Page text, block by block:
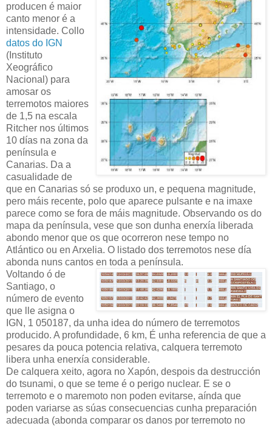
producen é maior
canto menor é a
intensidade. Collo
datos do IGN
(Instituto
Xeográfico
Nacional) para
amosar os
terremotos maiores
de 1,5 na escala
Ritcher nos últimos
10 días na zona da
península e
Canarias. Da a
casualidade de
que en Canarias só se produxo un, e pequena magnitude,
pero máis recente, polo que aparece pulsante e na imaxe
parece como se fora de máis magnitude. Observando os do
mapa da península, vese que son dunha enerxía liberada
abondo menor que os que ocorreron nese tempo no
Atlántico ou en Arxelia. O listado dos terremotos nese día
abonda nuns cantos en toda a península.
Voltando ó de
Santiago, o
número de evento
que lle asigna o
IGN, 1 050187, da unha idea do número de terremotos
producido. A profundidade, 6 km, É unha referencia de que a
pesares da pouca potencia relativa, calquera terremoto
libera unha enerxía considerable.
De calquera xeito, agora no Xapón, despois da destrucción
do tsunami, o que se teme é o perigo nuclear. E se o
terremoto e o maremoto non poden evitarse, aínda que
poden variarse as súas consecuencias cunha preparación
adecuada (abonda comparar os danos por terremoto no